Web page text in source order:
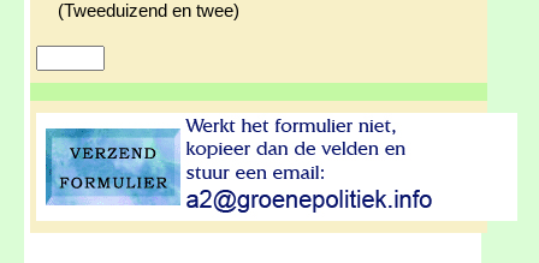
(Tweeduizend en twee)